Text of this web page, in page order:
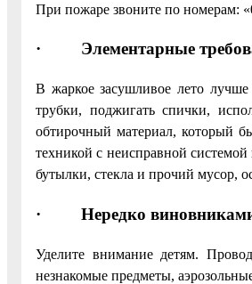
При пожаре звоните по номерам:
· Элементарные
В жаркое засушливое лето
трубки, поджигать спички,
обтирочный материал, который
техникой с неисправной
бутылки, стекла и прочий мусор,
· Нередко виновниками
Уделите внимание детям.
незнакомые предметы,